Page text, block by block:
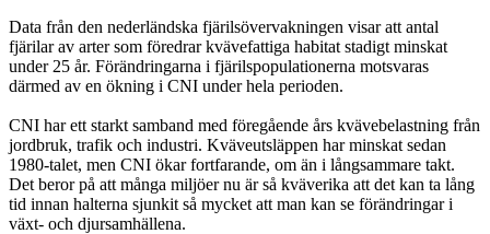
Data från den nederländska fjärilsövervakningen visar att antal
fjärilar av arter som föredrar kvävefattiga habitat stadigt minskat
under 25 år. Förändringarna i fjärilspopulationerna motsvaras
därmed av en ökning i CNI under hela perioden.
CNI har ett starkt samband med föregående års kvävebelastning från
jordbruk, trafik och industri. Kväveutsläppen har minskat sedan
1980-talet, men CNI ökar fortfarande, om än i långsammare takt.
Det beror på att många miljöer nu är så kväverika att det kan ta lång
tid innan halterna sjunkit så mycket att man kan se förändringar i
växt- och djursamhällena.